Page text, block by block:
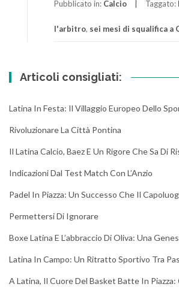
Pubblicato in: Calcio Taggato:
l'arbitro, sei mesi di squalifica a
Articoli consigliati:
Latina In Festa: Il Villaggio Europeo Dello
Rivoluzionare La Città Pontina
Il Latina Calcio, Baez E Un Rigore Che Sa Di
Indicazioni Dal Test Match Con L’Anzio
Padel In Piazza: Un Successo Che Il
Permettersi Di Ignorare
Boxe Latina E L’abbraccio Di Oliva: Una
Latina In Campo: Un Ritratto Sportivo Tra
A Latina, Il Cuore Del Basket Batte In Piazza: